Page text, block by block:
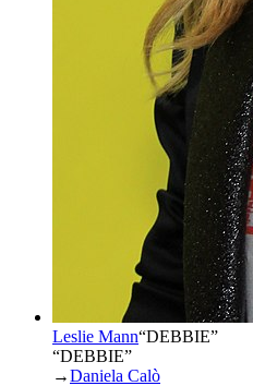
Leslie Mann“DEBBIE”
“DEBBIE”
→Daniela Calò